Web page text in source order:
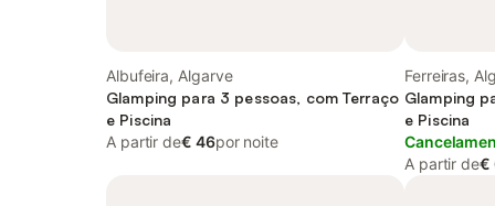
Albufeira, Algarve
Glamping para 3 pessoas, com Terraço
e Piscina
A partir de€ 46por noite
Ferreiras,
Glamping
e Piscina
A partir de€